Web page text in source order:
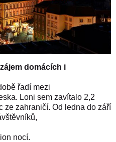
domácích i
řadí mezi
Loni sem zavítalo 2,2
ze zahraničí. Od ledna do září
nocí.